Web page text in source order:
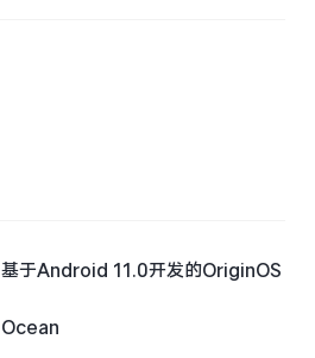
基于Android 11.0开发的OriginOS
Ocean